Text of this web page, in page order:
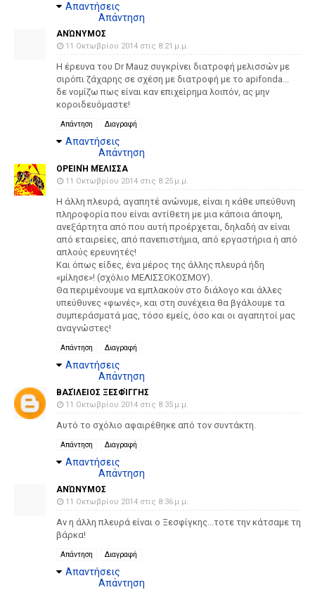
Απαντήσεις
Απάντηση
ΑΝΏΝΥΜΟΣ
11 Οκτωβρίου 2014 στις 8:21 μ.μ.
Η έρευνα του Dr Mauz συγκρίνει διατροφή μελισσών με
σιρόπι ζάχαρης σε σχέση με διατροφή με το apifonda...
δε νομίζω πως είναι καν επιχείρημα λοιπόν, ας μην
κοροιδευόμαστε!
Απάντηση Διαγραφή
Απαντήσεις
Απάντηση
ΟΡΕΙΝΉ ΜΈΛΙΣΣΑ
11 Οκτωβρίου 2014 στις 8:25 μ.μ.
Η άλλη πλευρά, αγαπητέ ανώνυμε, είναι η κάθε υπεύθυνη
πληροφορία που είναι αντίθετη με μια κάποια άποψη,
ανεξάρτητα από που αυτή προέρχεται, δηλαδή αν είναι
από εταιρείες, από πανεπιστήμια, από εργαστήρια ή από
απλούς ερευνητές!
Και όπως είδες, ένα μέρος της άλλης πλευρά ήδη
«μίλησε»! (σχόλιο ΜΕΛΙΣΣΟΚΟΣΜΟΥ).
Θα περιμένουμε να εμπλακούν στο διάλογο και άλλες
υπεύθυνες «φωνές», και στη συνέχεια θα βγάλουμε τα
συμπεράσματά μας, τόσο εμείς, όσο και οι αγαπητοί μας
αναγνώστες!
Απάντηση Διαγραφή
Απαντήσεις
Απάντηση
ΒΑΣΊΛΕΙΟΣ ΞΕΣΦΊΓΓΗΣ
11 Οκτωβρίου 2014 στις 8:35 μ.μ.
Αυτό το σχόλιο αφαιρέθηκε από τον συντάκτη.
Απάντηση Διαγραφή
Απαντήσεις
Απάντηση
ΑΝΏΝΥΜΟΣ
11 Οκτωβρίου 2014 στις 8:36 μ.μ.
Αν η άλλη πλευρά είναι ο Ξεσφίγκης...τοτε την κάτσαμε τη
βάρκα!
Απάντηση Διαγραφή
Απαντήσεις
Απάντηση